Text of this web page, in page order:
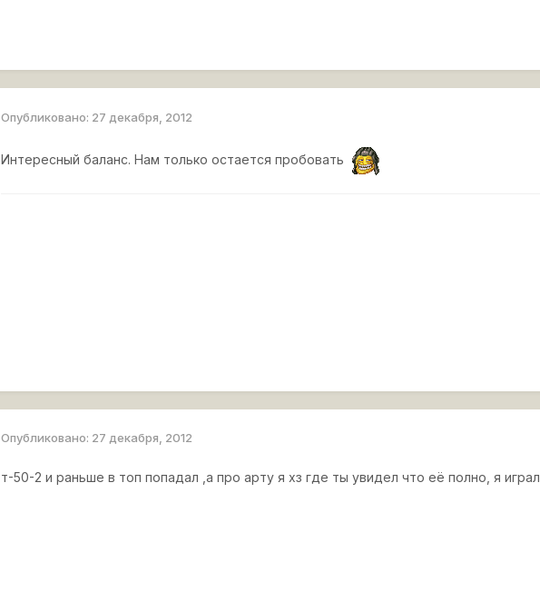
Опубликовано: 27 декабря, 2012
Интересный баланс. Нам только остается пробовать
Опубликовано: 27 декабря, 2012
т-50-2 и раньше в топ попадал ,а про арту я хз где ты увидел что её полно, я